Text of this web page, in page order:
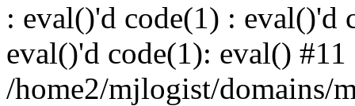
: eval()'d code(1) : eval()'d
eval()'d code(1): eval() #11
/home2/mjlogist/domains/